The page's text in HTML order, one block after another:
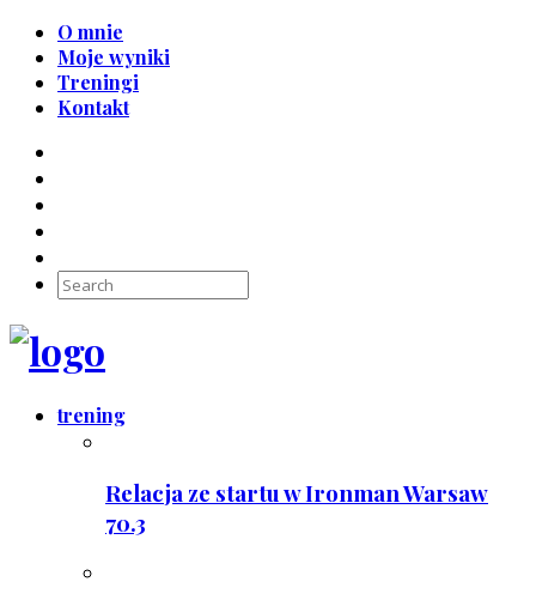
O mnie
Moje wyniki
Treningi
Kontakt
trening
Relacja ze startu w Ironman Warsaw
70.3